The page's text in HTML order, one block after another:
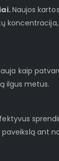
Naujos
koncentracija,
kaip
ilgus metus.
ant